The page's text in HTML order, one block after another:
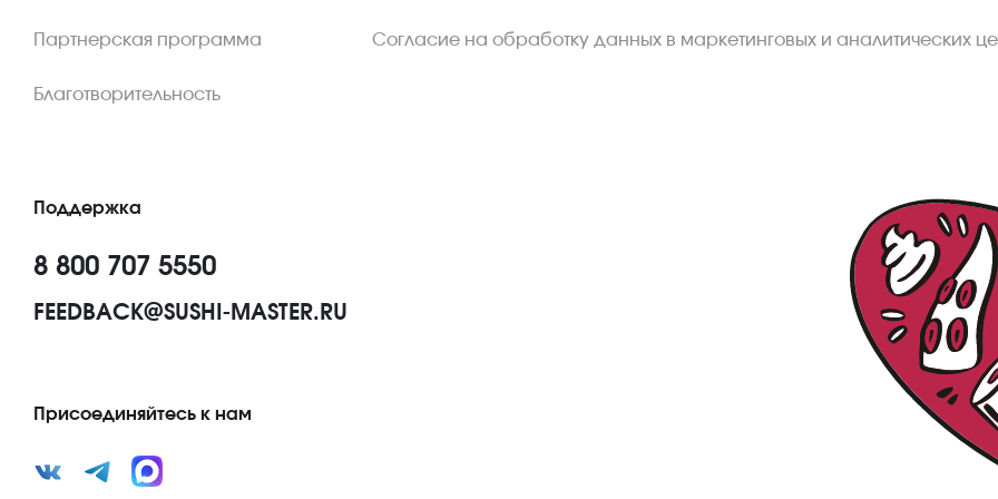
Партнерская программа
Благотворительность
Согласие на обработку данных в маркетинговых и аналитических
Поддержка
8 800 707 5550
FEEDBACK@SUSHI-MASTER.RU
Присоединяйтесь к нам